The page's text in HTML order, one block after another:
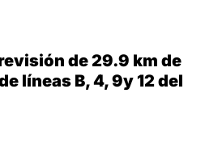
de 29.9 km de
líneas B, 4, 9y 12 del